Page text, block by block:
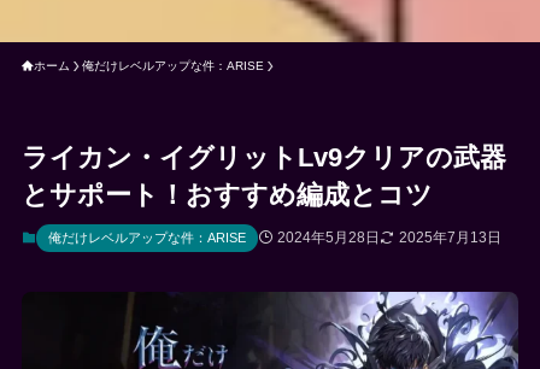
ホーム 俺だけレベルアップな件：ARISE
ライカン・イグリットLv9クリアの武器
とサポート！おすすめ編成とコツ
俺だけレベルアップな件：ARISE 2024年5月28日 2025年7月13日